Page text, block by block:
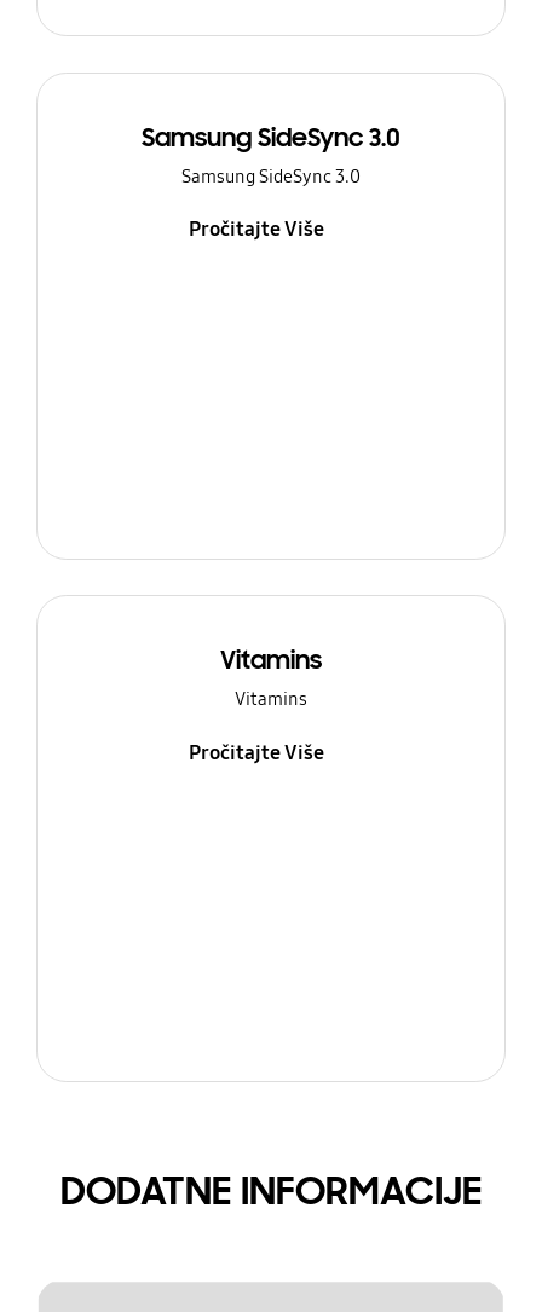
Samsung SideSync 3.0
Samsung SideSync 3.0
Pročitajte Više
Vitamins
Vitamins
Pročitajte Više
DODATNE INFORMACIJE